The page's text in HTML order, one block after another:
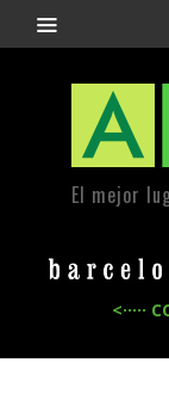
El mejor
<·····